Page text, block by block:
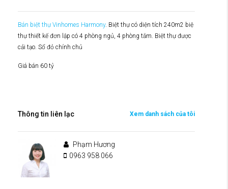
Bán biệt thự Vinhomes Harmony. Biệt thự có diện tích 240m2 biệ
thự thiết kế đơn lập có 4 phòng ngủ, 4 phòng tắm. Biệt thự được
cải tạo. Sổ đỏ chính chủ
Giá bán 60 tỷ
Thông tin liên lạc Xem danh sách của tôi
Phạm Hương
0963 958 066